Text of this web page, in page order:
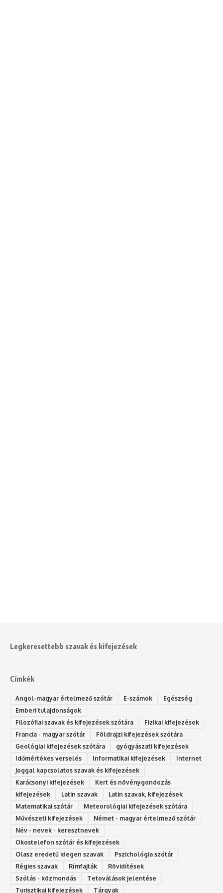
Legkeresettebb szavak és kifejezések
Címkék
Angol-magyar értelmező szótár E-számok
Egészség
Emberi tulajdonságok
Filozófiai szavak és kifejezések szótára
Fizikai kifejezések
Francia - magyar szótár
Földrajzi kifejezések szótára
Geológiai kifejezések szótára
gyógyászati kifejezések
Időmértékes verselés
Informatikai kifejezések
Internet
Joggal kapcsolatos szavak és kifejezések
Karácsonyi kifejezések
Kert és növénygondozás
kifejezések
Latin szavak
Latin szavak, kifejezések
Matematikai szótár
Meteorológiai kifejezések szótára
Művészeti kifejezések
Német - magyar értelmező szótár
Név - nevek - keresztnevek
Okostelefon szótár és kifejezések
Olasz eredetű idegen szavak
Ps‮gólohciz‬ia s‮átóz‬r
Régies szavak
Rímfajták
Rövidítések
Szólás - közmondás
Tetoválások jelentése
Turisztikai kifejezések
Tárgyak